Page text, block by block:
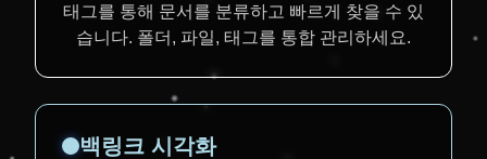
태그를 통해 문서를 분류하고 빠르게 찾을 수 있
습니다. 폴더, 파일, 태그를 통합 관리하세요.
백링크 시각화